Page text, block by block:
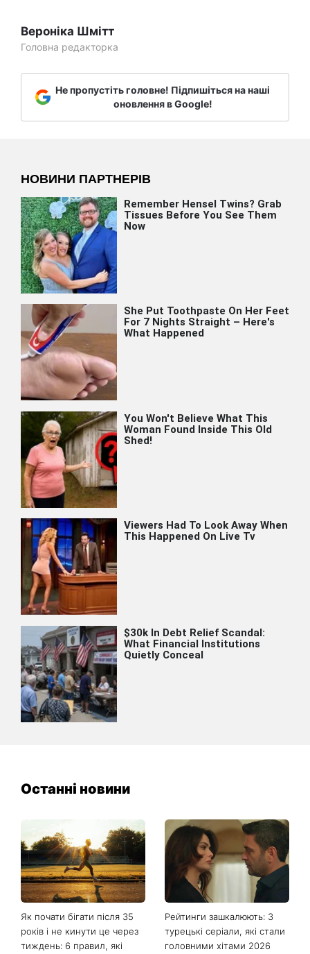
Вероніка Шмітт
Головна редакторка
Не пропустіть головне! Підпишіться на наші
оновлення в Google!
Останні новини
Як почати бігати після 35
років і не кинути це через
тиждень: 6 правил, які
Рейтинги зашкалюють: 3
турецькі серіали, які стали
головними хітами 2026